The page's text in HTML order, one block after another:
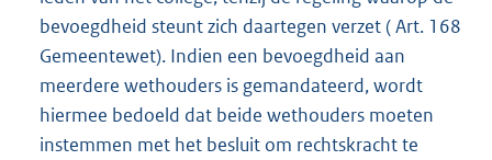
bevoegdheid steunt zich daartegen verzet ( Art. 168
Gemeentewet). Indien een bevoegdheid aan
meerdere wethouders is gemandateerd, wordt
hiermee bedoeld dat beide wethouders moeten
instemmen met het besluit om rechtskracht te